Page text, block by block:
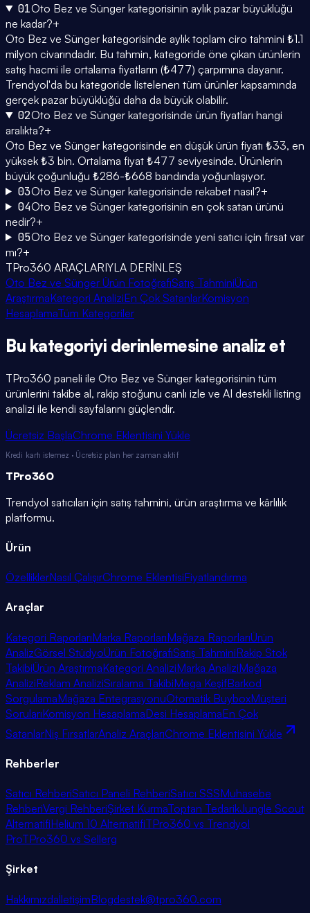
01Oto Bez ve Sünger kategorisinin aylık pazar büyüklüğü
ne kadar?+
Oto Bez ve Sünger kategorisinde aylık toplam ciro tahmini ₺1.1
milyon civarındadır. Bu tahmin, kategoride öne çıkan ürünlerin
satış hacmi ile ortalama fiyatların (₺477) çarpımına dayanır.
Trendyol'da bu kategoride listelenen tüm ürünler kapsamında
gerçek pazar büyüklüğü daha da büyük olabilir.
02Oto Bez ve Sünger kategorisinde ürün fiyatları hangi
aralıkta?+
Oto Bez ve Sünger kategorisinde en düşük ürün fiyatı ₺33, en
yüksek ₺3 bin. Ortalama fiyat ₺477 seviyesinde. Ürünlerin
büyük çoğunluğu ₺286-₺668 bandında yoğunlaşıyor.
03Oto Bez ve Sünger kategorisinde rekabet nasıl?+
04Oto Bez ve Sünger kategorisinin en çok satan ürünü
nedir?+
05Oto Bez ve Sünger kategorisinde yeni satıcı için fırsat var
mı?+
TPro360 ARAÇLARIYLA DERİNLEŞ
Oto Bez ve Sünger Ürün FotoğrafıSatış TahminiÜrün
AraştırmaKategori AnaliziEn Çok SatanlarKomisyon
HesaplamaTüm Kategoriler
Bu kategoriyi derinlemesine analiz et
TPro360 paneli ile Oto Bez ve Sünger kategorisinin tüm
ürünlerini takibe al, rakip stoğunu canlı izle ve AI destekli listing
analizi ile kendi sayfalarını güçlendir.
Ücretsiz BaşlaChrome Eklentisini Yükle
Kredi kartı istemez · Ücretsiz plan her zaman aktif
TPro360
Trendyol satıcıları için satış tahmini, ürün araştırma ve kârlılık
platformu.
Ürün
ÖzelliklerNasıl ÇalışırChrome EklentisiFiyatlandırma
Araçlar
Kategori RaporlarıMarka RaporlarıMağaza RaporlarıÜrün
AnalizGörsel StüdyoÜrün FotoğrafıSatış TahminiRakip Stok
TakibiÜrün AraştırmaKategori AnaliziMarka AnaliziMağaza
AnaliziReklam AnaliziSıralama TakibiMega KeşifBarkod
SorgulamaMağaza EntegrasyonuOtomatik BuyboxMüşteri
SorularıKomisyon HesaplamaDesi HesaplamaEn Çok
SatanlarNiş FırsatlarAnaliz AraçlarıChrome Eklentisini Yükle
Rehberler
Satıcı RehberiSatıcı Paneli RehberiSatıcı SSSMuhasebe
RehberiVergi RehberiŞirket KurmaToptan TedarikJungle Scout
AlternatifiHelium 10 AlternatifiTPro360 vs Trendyol
ProTPro360 vs Sellerg
Şirket
HakkımızdaİletişimBlogdestek@tpro360.com